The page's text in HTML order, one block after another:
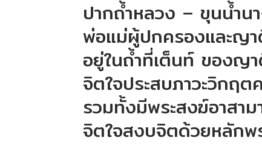
ปากถ้ำหลวง – ขุนน้ำน
พ่อแม่ผู้ปกครองและญ
อยู่ในถ้ำที่เต็นท์ ของญ
จิตใจประสบภาวะวิกฤ
รวมทั้งมีพระสงฆ์อาสา
จิตใจสงบจิตด้วยหลัก